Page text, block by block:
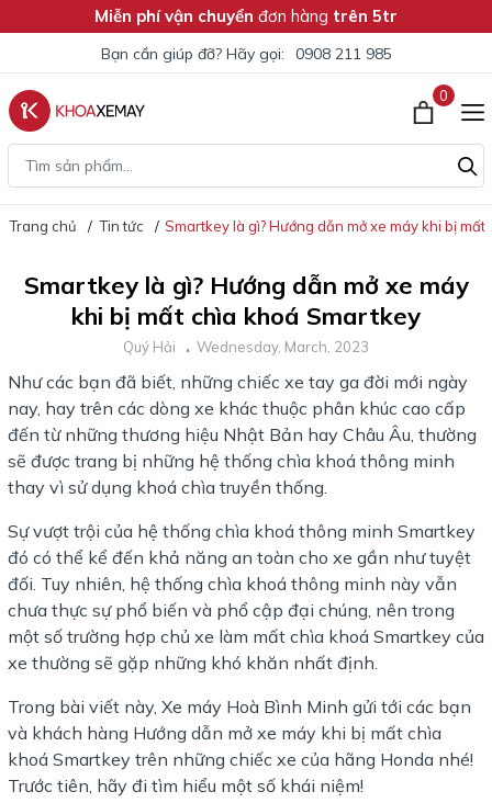
Miễn phí vận chuyển đơn hàng trên 5tr
Bạn cần giúp đỡ? Hãy gọi: 0908 211 985
0
Trang chủ Tin tức Smartkey là gì? Hướng dẫn mở xe máy khi bị
Smartkey là gì? Hướng dẫn mở xe máy
khi bị mất chìa khoá Smartkey
Quý Hải Wednesday, March, 2023
Như các bạn đã biết, những chiếc xe tay ga đời mới ngày
nay, hay trên các dòng xe khác thuộc phân khúc cao cấp
đến từ những thương hiệu Nhật Bản hay Châu Âu, thường
sẽ được trang bị những hệ thống chìa khoá thông minh
thay vì sử dụng khoá chìa truyền thống.
Sự vượt trội của hệ thống chìa khoá thông minh Smartkey
đó có thể kể đến khả năng an toàn cho xe gần như tuyệt
đối. Tuy nhiên, hệ thống chìa khoá thông minh này vẫn
chưa thực sự phổ biến và phổ cập đại chúng, nên trong
một số trường hợp chủ xe làm mất chìa khoá Smartkey của
xe thường sẽ gặp những khó khăn nhất định.
Trong bài viết này, Xe máy Hoà Bình Minh gửi tới các bạn
và khách hàng Hướng dẫn mở xe máy khi bị mất chìa
khoá Smartkey trên những chiếc xe của hãng Honda nhé!
Trước tiên, hãy đi tìm hiểu một số khái niệm!